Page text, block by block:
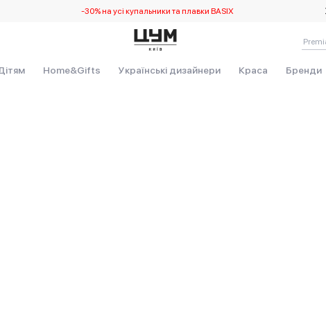
-30% на усі купальники та плавки BASIX
Home&Gifts Українські дизайнери Краса Бренди
(<anonymous>)